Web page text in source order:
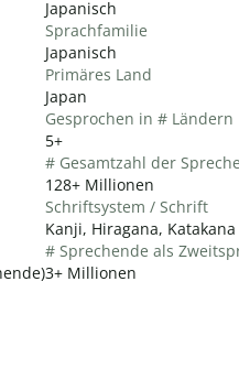
Japanisch
Sprachfamilie
Japanisch
Primäres Land
Japan
Gesprochen in # Ländern
5+
# Gesamtzahl der
128+ Millionen
Schriftsystem / Schrift
Kanji, Hiragana, Katakana
# Sprechende als
3+ Millionen